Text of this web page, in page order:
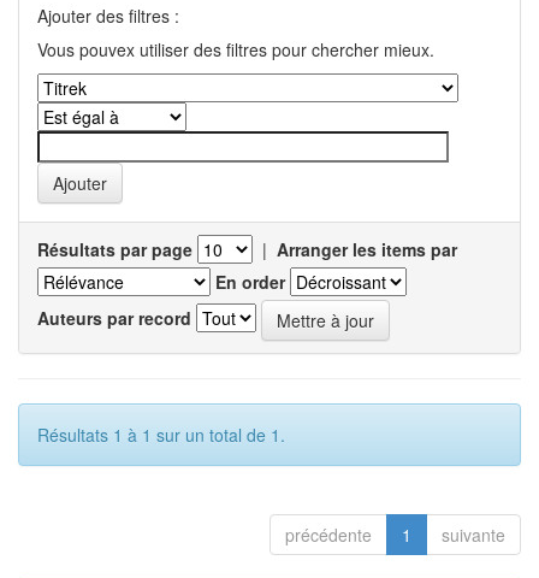
Ajouter des filtres :
Vous pouvex utiliser des filtres pour chercher mieux.
Résultats par page | Arranger les items par
En order
Auteurs par record
Résultats 1 à 1 sur un total de 1.
précédente 1 suivante